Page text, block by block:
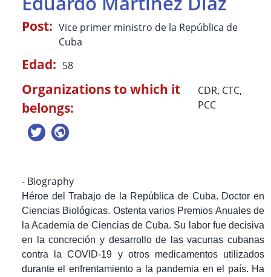
Post: Vice primer ministro de la República de
Cuba
Edad: 58
Organizations to which it
belongs:
CDR, CTC,
PCC
- Biography
Héroe del Trabajo de la República de Cuba. Doctor en
Ciencias Biológicas. Ostenta varios Premios Anuales de
la Academia de Ciencias de Cuba. Su labor fue decisiva
en la concreción y desarrollo de las vacunas cubanas
contra la COVID-19 y otros medicamentos utilizados
durante el enfrentamiento a la pandemia en el país. Ha